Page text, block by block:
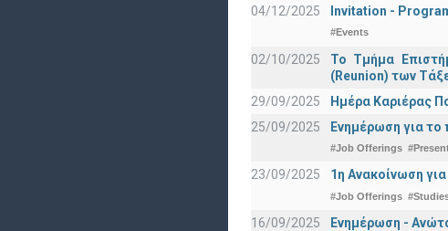
04/12/2025 Invitation -
#Events
02/10/2025
Το Τμήμα
(Reunion) των
29/09/2025
Ημέρα Καριέρας
25/09/2025
Ενημέρωση για το
#Job Offerings
23/09/2025 1η Ανακοίνωση
#Job Offerings
16/09/2025
Ενημέρωση -